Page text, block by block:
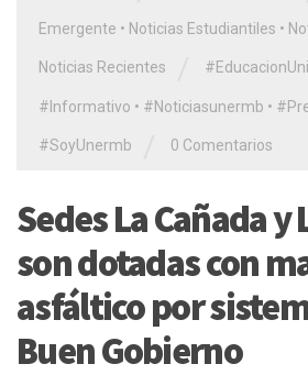
Emergente • Noticias Estudiantiles •
Noticias Recientes
#Informativo • #Noticiasunermb •
#SoyUnermb 0 Comentarios
Sedes La Cañada
son dotadas con
asfáltico por
Buen Gobierno